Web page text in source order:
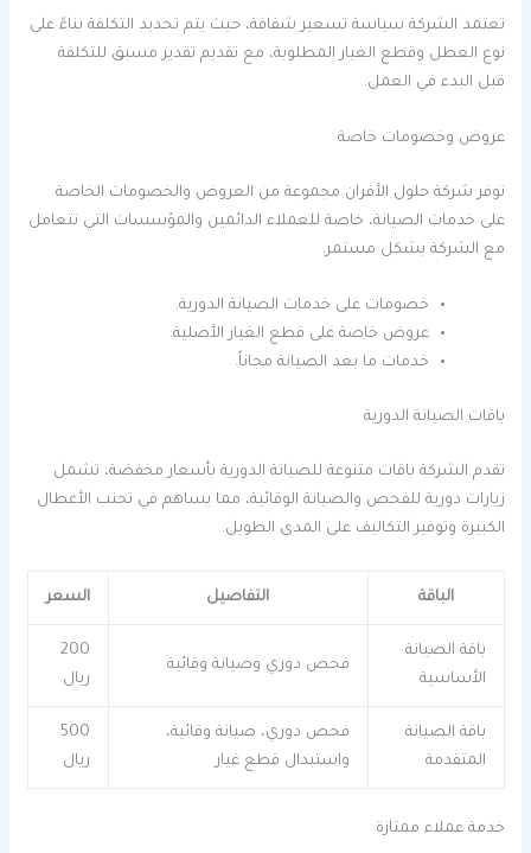
تعتمد الشركة سياسة تسعير شفافة، حيث يتم تحديد التكلفة بناءً على
نوع العطل وقطع الغيار المطلوبة، مع تقديم تقدير مسبق للتكلفة
قبل البدء في العمل.
عروض وخصومات خاصة
توفر شركة حلول الأفران مجموعة من العروض والخصومات الخاصة
على خدمات الصيانة، خاصة للعملاء الدائمين والمؤسسات التي تتعامل
مع الشركة بشكل مستمر.
خصومات على خدمات الصيانة الدورية.
عروض خاصة على قطع الغيار الأصلية.
خدمات ما بعد الصيانة مجاناً.
باقات الصيانة الدورية
تقدم الشركة باقات متنوعة للصيانة الدورية بأسعار مخفضة، تشمل
زيارات دورية للفحص والصيانة الوقائية، مما يساهم في تجنب الأعطال
الكبيرة وتوفير التكاليف على المدى الطويل.
الباقة التفاصيل السعر
باقة الصيانة
الأساسية
فحص دوري وصيانة وقائية
200
ريال
باقة الصيانة
المتقدمة
فحص دوري، صيانة وقائية،
واستبدال قطع غيار
500
ريال
خدمة عملاء ممتازة